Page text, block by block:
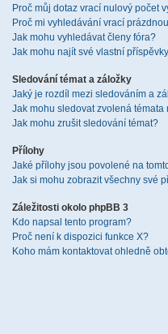
Proč můj dotaz vrací nulový počet
Proč mi vyhledávání vrací
Jak mohu vyhledávat členy fóra?
Jak mohu najít své vlastní
Sledování témat a záložky
Jaký je rozdíl mezi sledováním a
Jak mohu sledovat zvolená témata
Jak mohu zrušit sledování témat?
Přílohy
Jaké přílohy jsou povolené na
Jak si mohu zobrazit všechny své
Záležitosti okolo phpBB 3
Kdo napsal tento program?
Proč není k dispozici funkce X?
Koho mám kontaktovat ohledně